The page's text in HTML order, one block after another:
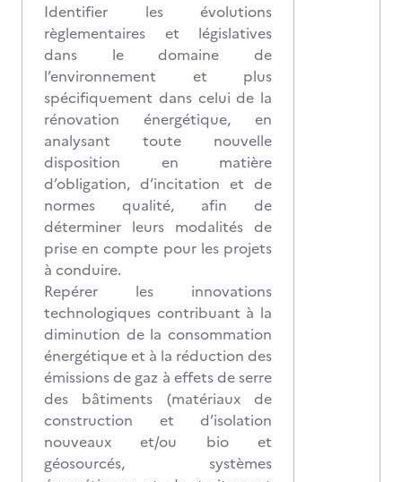
Identifier les évolutions
règlementaires et législatives
dans le domaine de
l’environnement et plus
spécifiquement dans celui de la
rénovation énergétique, en
analysant toute nouvelle
disposition en matière
d’obligation, d’incitation et de
normes qualité, afin de
déterminer leurs modalités de
prise en compte pour les projets
à conduire.
Repérer les innovations
technologiques contribuant à la
diminution de la consommation
énergétique et à la réduction des
émissions de gaz à effets de serre
des bâtiments (matériaux de
construction et d’isolation
nouveaux et/ou bio et
géosourcés, systèmes